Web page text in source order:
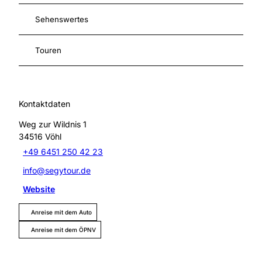
Sehenswertes
Touren
Kontaktdaten
Weg zur Wildnis 1
34516 Vöhl
+49 6451 250 42 23
info@segytour.de
Website
Anreise mit dem Auto
Anreise mit dem ÖPNV